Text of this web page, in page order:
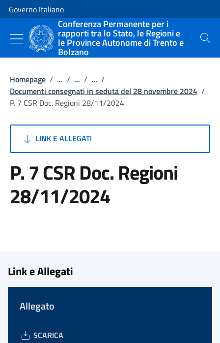
Vai al contenuto
Vai alla navigazione del sito
Governo Italiano
Conferenza Permanente per i
rapporti tra lo Stato, le Regioni e
le Province Autonome di Trento e
Bolzano
Cerca
Homepage / ... / ... / ... /
Documenti consegnati in seduta del 28 novembre 2024 /
P. 7 CSR Doc. Regioni 28/11/2024
LINK E ALLEGATI
P. 7 CSR Doc. Regioni
28/11/2024
Link e Allegati
Allegato
SCARICA